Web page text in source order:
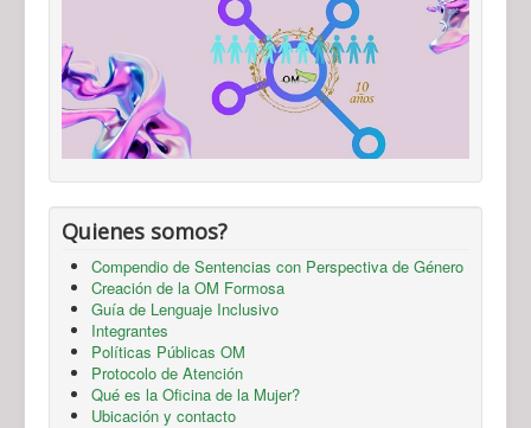
Quienes somos?
Compendio de Sentencias con Perspectiva de Género
Creación de la OM Formosa
Guía de Lenguaje Inclusivo
Integrantes
Políticas Públicas OM
Protocolo de Atención
Qué es la Oficina de la Mujer?
Ubicación y contacto